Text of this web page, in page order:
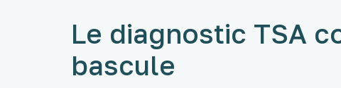
Le diagnostic TSA
bascule